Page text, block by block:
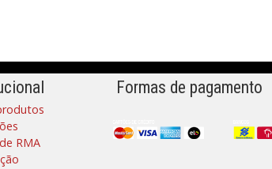
RMA
Formas de pagamento